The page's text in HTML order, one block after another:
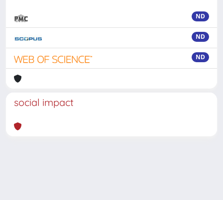
ND
ND
ND
social impact